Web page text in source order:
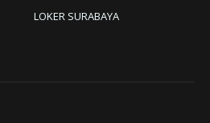
LOKER SURABAYA